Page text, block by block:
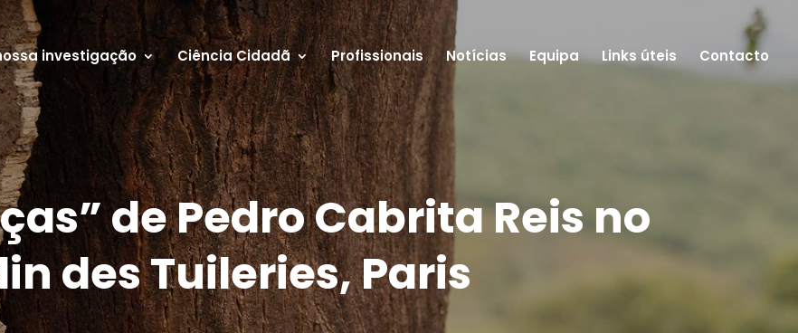
investigação Ciência Cidadã Profissionais Notícias Equipa Links úteis Contacto
de Pedro Cabrita Reis no
des Tuileries, Paris